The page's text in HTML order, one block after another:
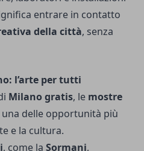
entrare in contatto
della città, senza
l’arte per tutti
Milano gratis, le mostre
delle opportunità più
e la cultura.
, come la Sormani,